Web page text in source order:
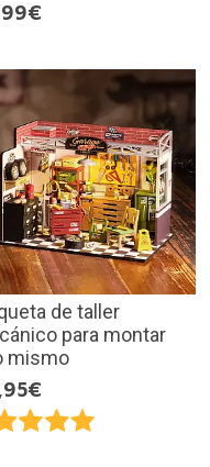
de taller
para montar
mismo